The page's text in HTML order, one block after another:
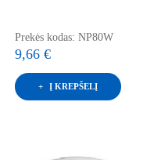
Prekės kodas: NP80W
9,66 €
Į KREPŠELĮ